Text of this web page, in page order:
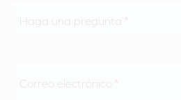
Haga una pregunta
Correo electrónico